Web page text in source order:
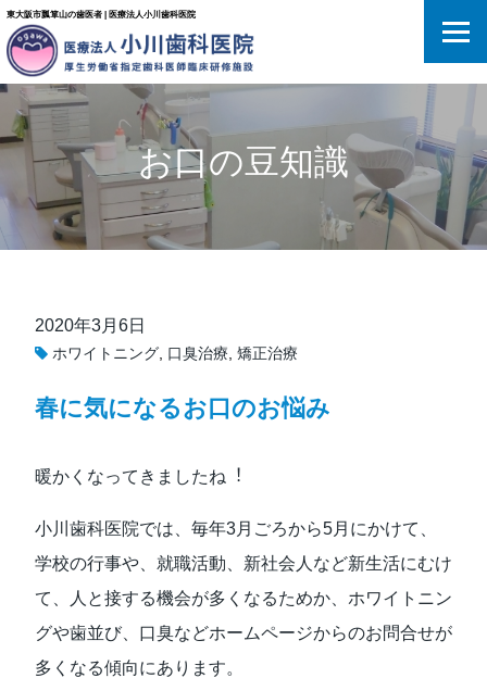
東大阪市瓢箪山の歯医者 | 医療法人小川歯科医院
お口の豆知識
2020年3月6日
ホワイトニング 口臭治療 矯正治療
春に気になるお⼝のお悩み
暖かくなってきましたね︕
⼩川⻭科医院では、毎年3⽉ごろから5⽉にかけて、
学校の⾏事や、就職活動、新社会⼈など新⽣活にむけ
て、⼈と接する機会が多くなるためか、ホワイトニン
グや⻭並び、⼝臭などホームページからのお問合せが
多くなる傾向にあります。